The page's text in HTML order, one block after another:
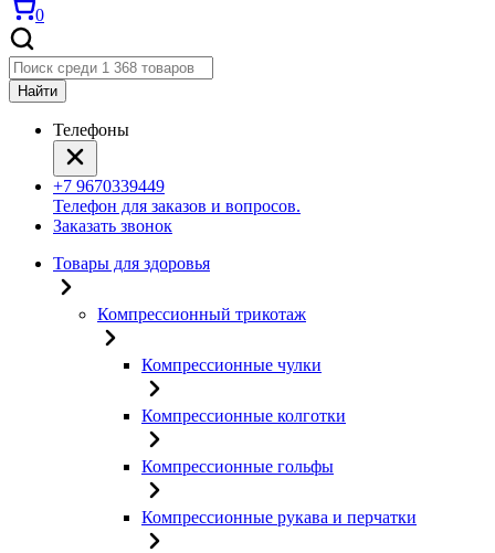
0
Найти
Телефоны
+7 9670339449
Телефон для заказов и вопросов.
Заказать звонок
Товары для здоровья
Компрессионный трикотаж
Компрессионные чулки
Компрессионные колготки
Компрессионные гольфы
Компрессионные рукава и перчатки